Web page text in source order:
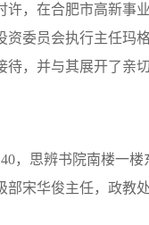
许，在合肥市高新事
资委员会执行主任玛
待，并与其展开了亲
40，思辨书院南楼一楼
部宋华俊主任，政教